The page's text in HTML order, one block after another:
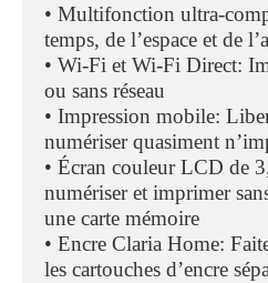
• Multifonction ultra-
temps, de l’espace et de
• Wi-Fi et Wi-Fi Direct:
ou sans réseau
• Impression mobile:
numériser quasiment
• Écran couleur LCD de
numériser et imprimer
une carte mémoire
• Encre Claria Home:
les cartouches d’encre